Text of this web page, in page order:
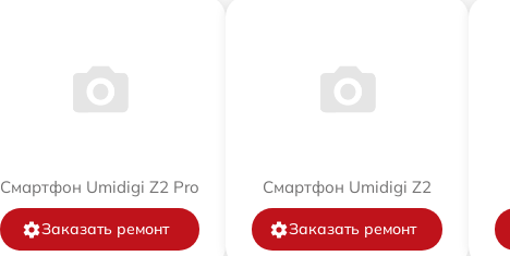
Смартфон Umidigi Z2 Pro
Заказать ремонт
Смартфон Umidigi Z2
Заказать ремонт